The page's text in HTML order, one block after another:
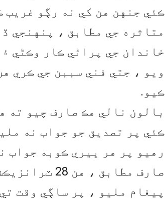
ڪئي جنهن هن کي نه رڳو غريب
متاثره جي مطابق ، پنهنجي
خاندان جي پراڻي ڪار وڪڻي ۽
ڪيو.
بالون نالي هڪ صارف چيو ته
ڪئي پر تصديق جو جواب نه
رهيو پر هر ڀيري ڪوبه جواب
صارف مطابق ،